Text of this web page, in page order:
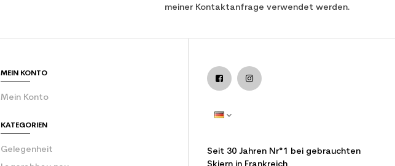
meiner Kontaktanfrage verwendet werden.
MEIN KONTO
Mein Konto
KATEGORIEN
Gelegenheit
Seit 30 Jahren Nr°1 bei gebrauchten
Skiern in Frankreich